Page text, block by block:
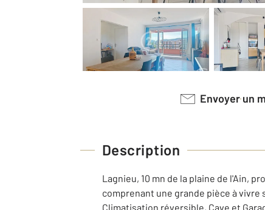
Envoyer un
Description
Lagnieu, 10 mn de la plaine de l'Ain,
comprenant une grande pièce à vivre
Climatisation réversible, Cave et